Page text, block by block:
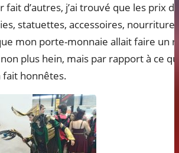
fait d’autres, j’ai trouvé que les prix
statuettes, accessoires,
mon porte-monnaie allait faire un
plus hein, mais par rapport à ce
honnêtes.